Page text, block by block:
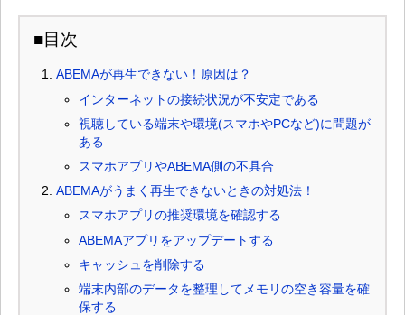
■目次
ABEMAが再生できない！原因は？
インターネットの接続状況が不安定である
視聴している端末や環境(スマホやPCなど)に問題が
ある
スマホアプリやABEMA側の不具合
ABEMAがうまく再生できないときの対処法！
スマホアプリの推奨環境を確認する
ABEMAアプリをアップデートする
キャッシュを削除する
端末内部のデータを整理してメモリの空き容量を確
保する